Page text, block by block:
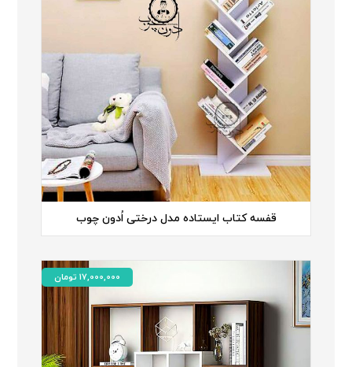
قفسه کتاب ایستاده مدل درختی اُدون چوب
17,000,000 تومان